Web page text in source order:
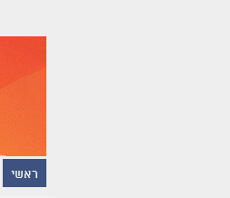
ראשי